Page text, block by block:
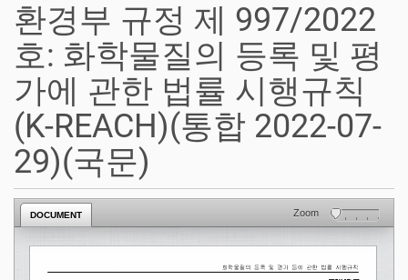
환경부 규정 제 997/2022
호: 화학물질의 등록 및 평
가에 관한 법률 시행규칙
(K-REACH)(통합 2022-07-
29)(국문)
DOCUMENT Zoom